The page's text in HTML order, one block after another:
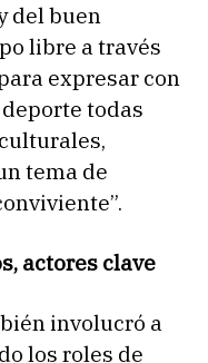
del buen
libre a través
expresar con
todas
tema de
actores clave
involucró a
los roles de